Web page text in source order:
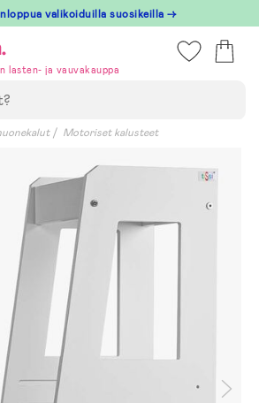
valikoiduilla suosikeilla →
lasten- ja vauvakauppa
Motoriset kalusteet